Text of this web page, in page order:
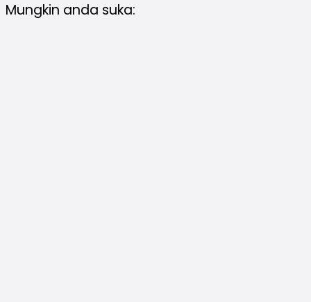
Mungkin anda suka: